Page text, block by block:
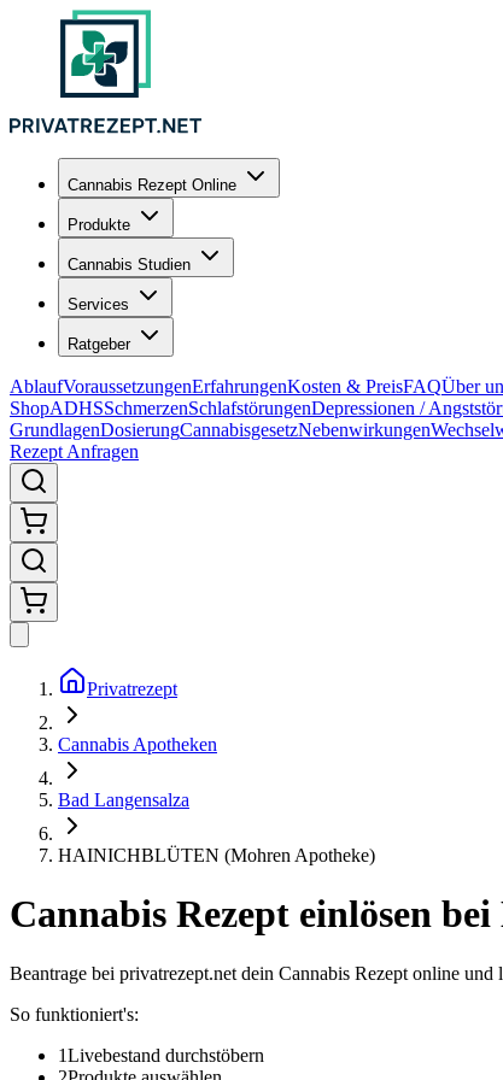
Cannabis Rezept Online
Produkte
Cannabis Studien
Services
Ratgeber
AblaufVoraussetzungenErfahrungenKosten & PreisFAQÜber
ShopADHSSchmerzenSchlafstörungenDepressionen /
GrundlagenDosierungCannabisgesetzNebenwirkungen
Rezept Anfragen
Privatrezept
Cannabis Apotheken
Bad Langensalza
HAINICHBLÜTEN (Mohren Apotheke)
Cannabis Rezept einlösen bei
Beantrage bei privatrezept.net dein Cannabis Rezept online
So funktioniert's:
1Livebestand durchstöbern